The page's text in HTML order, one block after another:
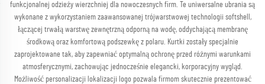
funkcjonalnej odzieży wierzchniej dla nowoczesnych firm. Te uniwersalne ubrania są
wykonane z wykorzystaniem zaawansowanej trójwarstwowej technologii softshell,
łączącej trwałą warstwę zewnętrzną odporną na wodę, oddychającą membranę
środkową oraz komfortową podszewkę z polaru. Kurtki zostały specjalnie
zaprojektowane tak, aby zapewniać optymalną ochronę przed różnymi warunkami
atmosferycznymi, zachowując jednocześnie elegancki, korporacyjny wygląd.
Możliwość personalizacji lokalizacji logo pozwala firmom skutecznie prezentować